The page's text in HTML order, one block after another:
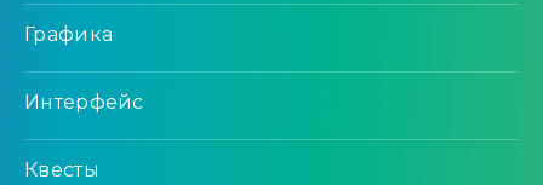
Графика
Интерфейс
Квесты